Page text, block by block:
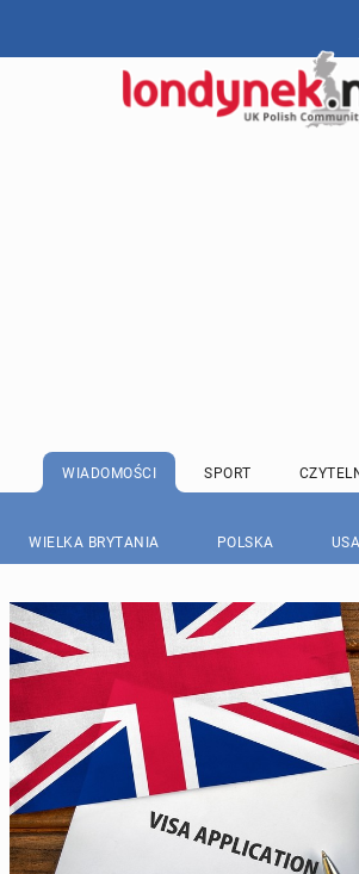
WIADOMOŚCI SPORT
WIELKA BRYTANIA POLSKA USA